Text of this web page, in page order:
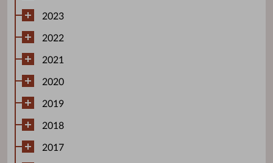
2023
2022
2021
2020
2019
2018
2017